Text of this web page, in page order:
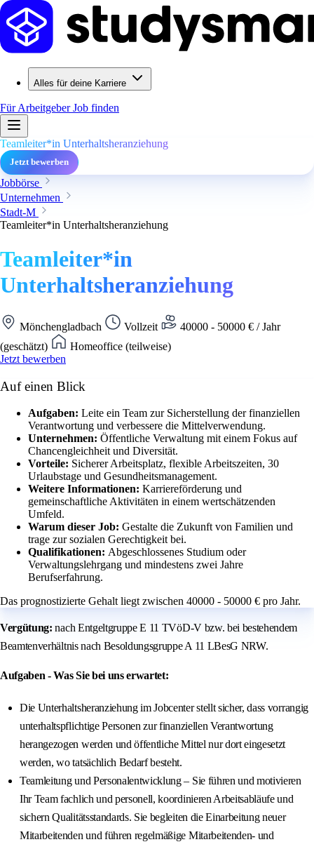
Alles für deine Karriere
Für ArbeitgeberJob finden
Teamleiter*in Unterhaltsheranziehung
Jetzt bewerben
Jobbörse
Unternehmen
Stadt-M
Teamleiter*in Unterhaltsheranziehung
Teamleiter*in
Unterhaltsheranziehung
Mönchengladbach Vollzeit
40000 - 50000 € / Jahr
(geschätzt)
Homeoffice (teilweise)
Jetzt bewerben
Auf einen Blick
Aufgaben: Leite ein Team zur Sicherstellung der finanziellen
Verantwortung und verbessere die Mittelverwendung.
Unternehmen: Öffentliche Verwaltung mit einem Fokus auf
Chancengleichheit und Diversität.
Vorteile: Sicherer Arbeitsplatz, flexible Arbeitszeiten, 30
Urlaubstage und Gesundheitsmanagement.
Weitere Informationen: Karriereförderung und
gemeinschaftliche Aktivitäten in einem wertschätzenden
Umfeld.
Warum dieser Job: Gestalte die Zukunft von Familien und
trage zur sozialen Gerechtigkeit bei.
Qualifikationen: Abgeschlossenes Studium oder
Verwaltungslehrgang und mindestens zwei Jahre
Berufserfahrung.
Das prognostizierte Gehalt liegt zwischen 40000 - 50000 € pro Jahr.
Vergütung: nach Entgeltgruppe E 11 TVöD-V bzw. bei bestehendem
Beamtenverhältnis nach Besoldungsgruppe A 11 LBesG NRW.
Aufgaben - Was Sie bei uns erwartet:
Die Unterhaltsheranziehung im Jobcenter stellt sicher, dass vorrangig
unterhaltspflichtige Personen zur finanziellen Verantwortung
herangezogen werden und öffentliche Mittel nur dort eingesetzt
werden, wo tatsächlich Bedarf besteht.
Teamleitung und Personalentwicklung – Sie führen und motivieren
Ihr Team fachlich und personell, koordinieren Arbeitsabläufe und
sichern Qualitätsstandards. Sie begleiten die Einarbeitung neuer
Mitarbeitenden und führen regelmäßige Mitarbeitenden- und